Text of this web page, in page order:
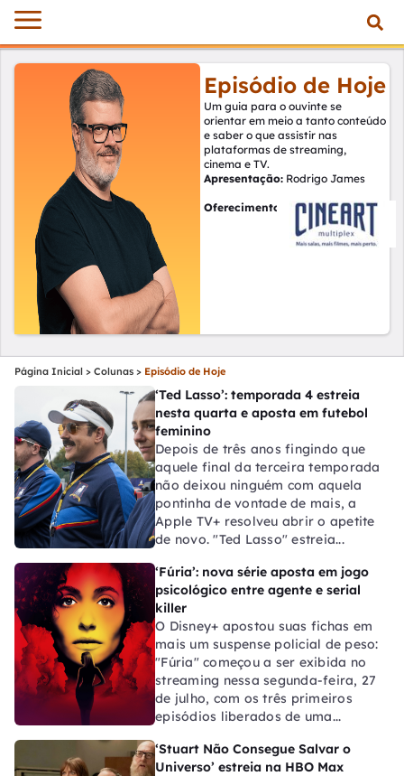
Episódio de Hoje
Um guia para o ouvinte se
orientar em meio a tanto conteúdo
e saber o que assistir nas
plataformas de streaming,
cinema e TV.
Apresentação:Rodrigo James
Oferecimento
Página Inicial > Colunas > Episódio de Hoje
‘Ted Lasso’: temporada 4 estreia
nesta quarta e aposta em futebol
feminino
Depois de três anos fingindo que
aquele final da terceira temporada
não deixou ninguém com aquela
pontinha de vontade de mais, a
Apple TV+ resolveu abrir o apetite
de novo. "Ted Lasso" estreia...
‘Fúria’: nova série aposta em jogo
psicológico entre agente e serial
killer
O Disney+ apostou suas fichas em
mais um suspense policial de peso:
"Fúria" começou a ser exibida no
streaming nessa segunda-feira, 27
de julho, com os três primeiros
episódios liberados de uma...
‘Stuart Não Consegue Salvar o
Universo’ estreia na HBO Max